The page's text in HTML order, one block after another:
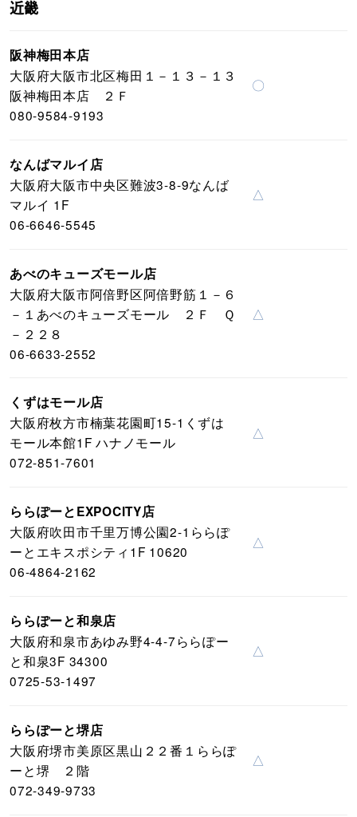
近畿
阪神梅田本店
大阪府大阪市北区梅田１－１３－１３
阪神梅田本店 ２Ｆ
080-9584-9193
〇
なんばマルイ店
大阪府大阪市中央区難波3-8-9なんば
マルイ 1F
06-6646-5545
△
あべのキューズモール店
大阪府大阪市阿倍野区阿倍野筋１－６
－１あべのキューズモール ２Ｆ Ｑ
－２２８
06-6633-2552
△
くずはモール店
大阪府枚方市楠葉花園町15-1くずは
モール本館1F ハナノモール
072-851-7601
△
ららぽーとEXPOCITY店
大阪府吹田市千里万博公園2-1ららぽ
ーとエキスポシティ1F 10620
06-4864-2162
△
ららぽーと和泉店
大阪府和泉市あゆみ野4-4-7ららぽー
と和泉3F 34300
0725-53-1497
△
ららぽーと堺店
大阪府堺市美原区黒山２２番１ららぽ
ーと堺 ２階
072-349-9733
△